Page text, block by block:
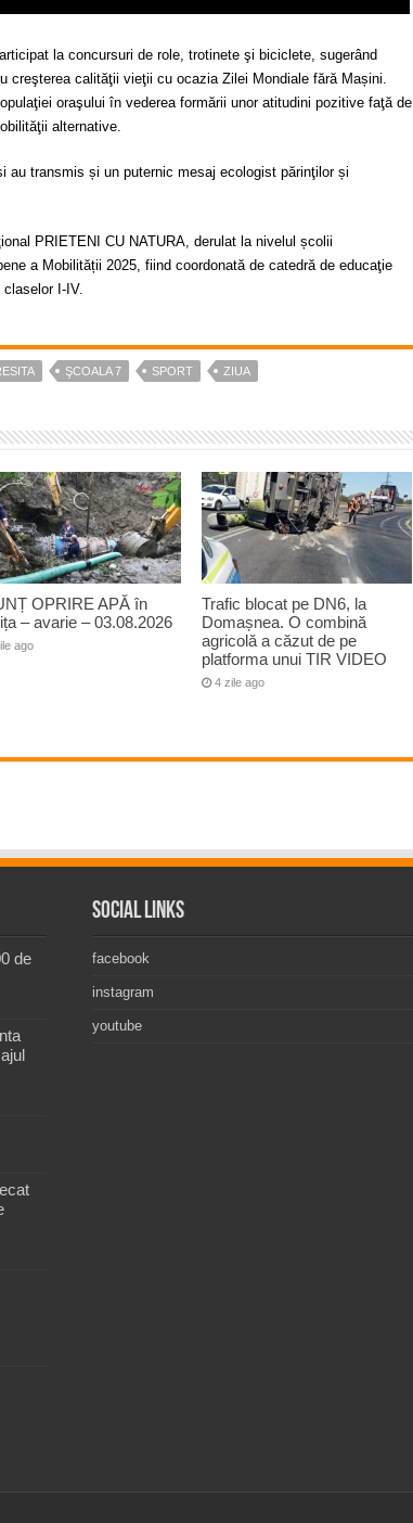
la concursuri de role, trotinete şi biciclete, sugerând
creşterea calităţii vieţii cu ocazia Zilei Mondiale fără Mașini.
oraşului în vederea formării unor atitudini pozitive faţă de
alternative.
au transmis și un puternic mesaj ecologist părinţilor și
PRIETENI CU NATURA, derulat la nivelul școlii
a Mobilității 2025, fiind coordonată de catedră de educaţie
I-IV.
ŞCOALA 7 SPORT ZIUA
OPRIRE APĂ în
– avarie – 03.08.2026
ago
Trafic blocat pe DN6, la
Domașnea. O combină
agricolă a căzut de pe
platforma unui TIR VIDEO
4 zile ago
de
Social Links
facebook
instagram
youtube